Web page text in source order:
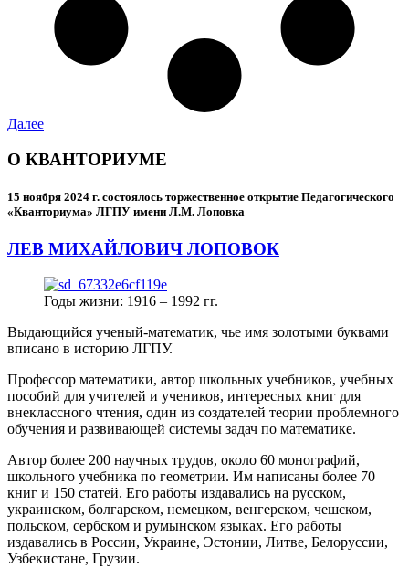
Далее
О КВАНТОРИУМЕ
15 ноября 2024 г. состоялось торжественное открытие Педагогического
«Кванториума» ЛГПУ имени Л.М. Лоповка
ЛЕВ МИХАЙЛОВИЧ ЛОПОВОК
Годы жизни: 1916 – 1992 гг.
Выдающийся ученый-математик, чье имя золотыми буквами
вписано в историю ЛГПУ.
Профессор математики, автор школьных учебников, учебных
пособий для учителей и учеников, интересных книг для
внеклассного чтения, один из создателей теории проблемного
обучения и развивающей системы задач по математике.
Автор более 200 научных трудов, около 60 монографий,
школьного учебника по геометрии. Им написаны более 70
книг и 150 статей. Его работы издавались на русском,
украинском, болгарском, немецком, венгерском, чешском,
польском, сербском и румынском языках. Его работы
издавались в России, Украине, Эстонии, Литве, Белоруссии,
Узбекистане, Грузии.